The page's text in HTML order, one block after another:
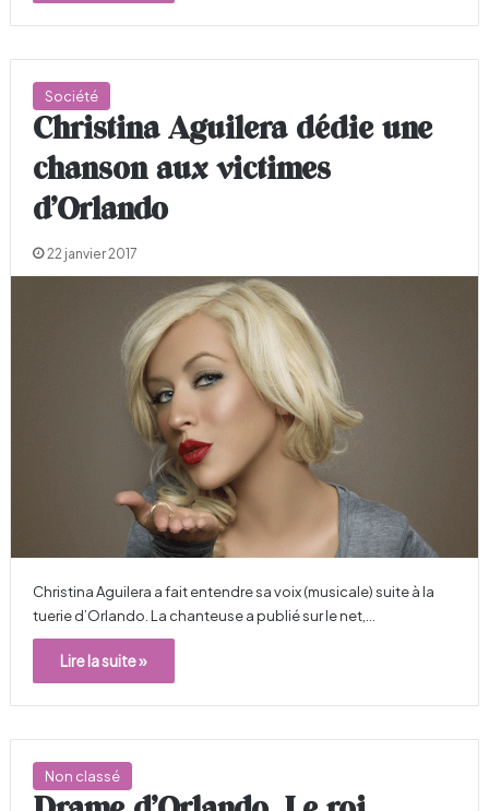
Société
Christina Aguilera dédie une
chanson aux victimes
d’Orlando
22 janvier 2017
Christina Aguilera a fait entendre sa voix (musicale) suite à la
tuerie d’Orlando. La chanteuse a publié sur le net,…
Lire la suite »
Non classé